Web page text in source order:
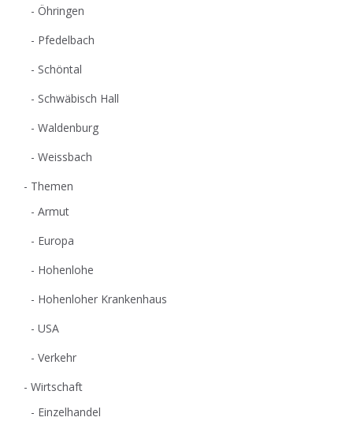
Öhringen
Pfedelbach
Schöntal
Schwäbisch Hall
Waldenburg
Weissbach
Themen
Armut
Europa
Hohenlohe
Hohenloher Krankenhaus
USA
Verkehr
Wirtschaft
Einzelhandel